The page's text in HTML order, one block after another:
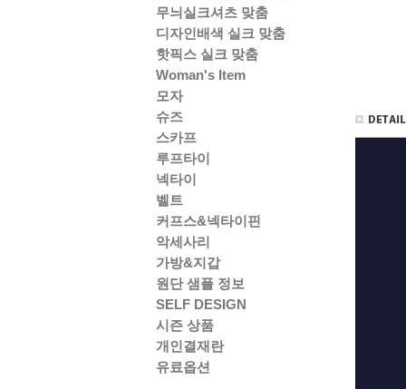
무늬실크셔츠 맞춤
디자인배색 실크 맞춤
핫픽스 실크 맞춤
Woman's Item
모자
슈즈
스카프
루프타이
넥타이
벨트
커프스&넥타이핀
악세사리
가방&지갑
원단 샘플 정보
SELF DESIGN
시즌 상품
개인결재란
유료옵션